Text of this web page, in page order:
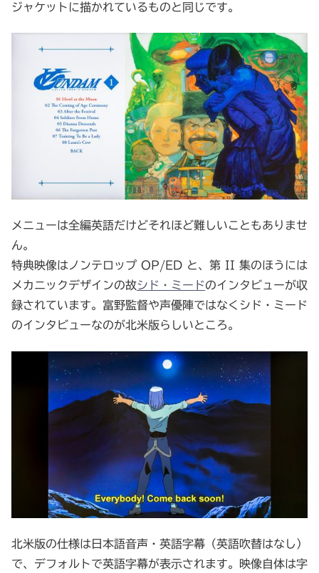
ジャケットに描かれているものと同じです。
メニューは全編英語だけどそれほど難しいこともありませ
ん。
特典映像はノンテロップ OP/ED と、第 II 集のほうには
メカニックデザインの故シド・ミードのインタビューが収
録されています。富野監督や声優陣ではなくシド・ミード
のインタビューなのが北米版らしいところ。
北米版の仕様は日本語音声・英語字幕（英語吹替はなし）
で、デフォルトで英語字幕が表示されます。映像自体は字